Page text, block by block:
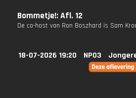
Bommetje!: Afl. 12
De co-host van Ron Boszhard is Sam
18-07-2026 19:20 NPO3